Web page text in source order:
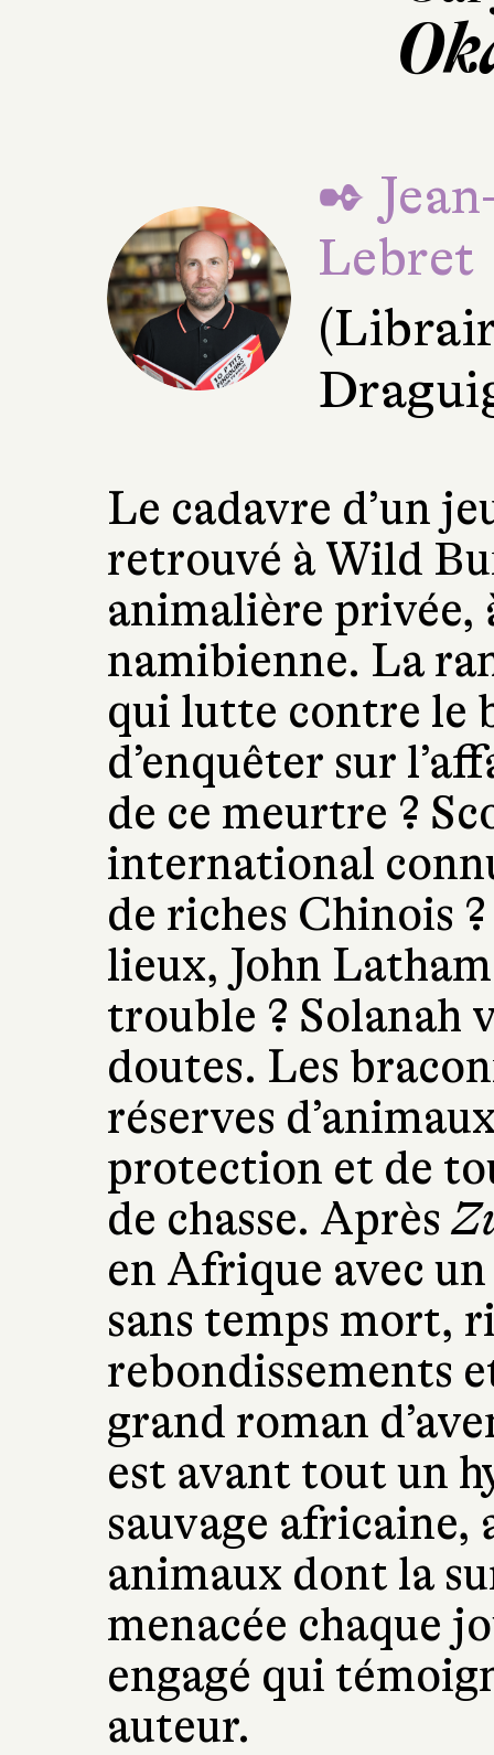
✒
Lebret
Le cadavre d’un
retrouvé à Wild
animalière privée,
namibienne. La
qui lutte contre le
d’enquêter sur
de ce meurtre ?
international
de riches Chinois
lieux, John
trouble ? Solanah
doutes. Les
réserves
protection et de
de chasse. Après
en Afrique avec
sans temps mort,
rebondissements
grand roman
est avant tout un
sauvage africaine,
animaux dont la
menacée chaque
engagé qui
auteur.